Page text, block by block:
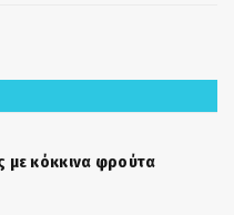
με κόκκινα φρούτα